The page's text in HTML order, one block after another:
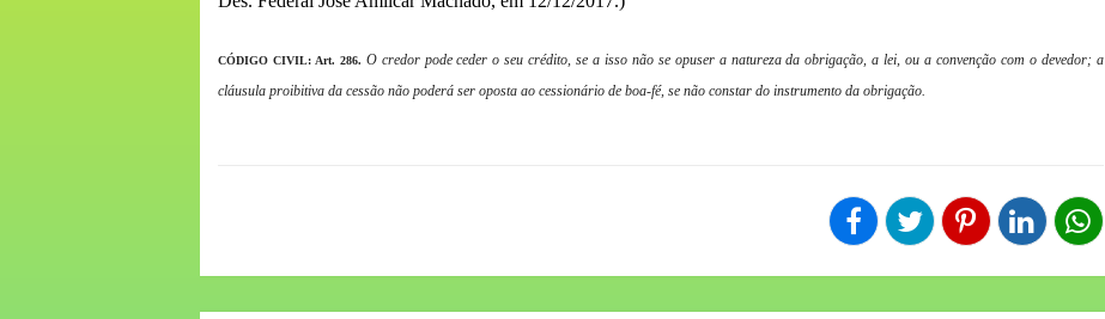
CÓDIGO CIVIL: Art. 286. O credor pode ceder o seu crédito, se a isso não se opuser a natureza da obrigação, a lei, ou a convenção com o devedor; a
cláusula proibitiva da cessão não poderá ser oposta ao cessionário de boa-fé, se não constar do instrumento da obrigação.